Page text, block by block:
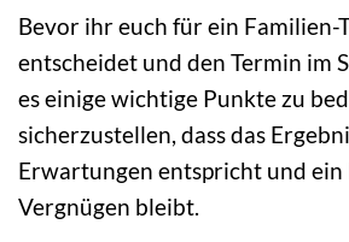
Bevor ihr euch für ein Familien-
entscheidet und den Termin im
es einige wichtige Punkte zu
sicherzustellen, dass das
Erwartungen entspricht und ein
Vergnügen bleibt.